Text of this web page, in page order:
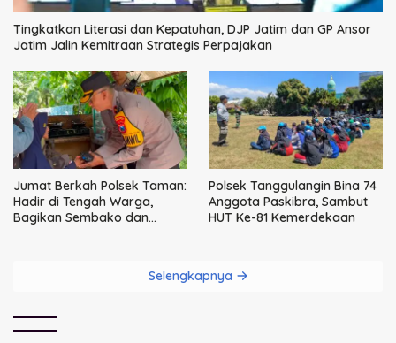
Tingkatkan Literasi dan Kepatuhan, DJP Jatim dan GP Ansor
Jatim Jalin Kemitraan Strategis Perpajakan
Jumat Berkah Polsek Taman:
Hadir di Tengah Warga,
Bagikan Sembako dan
Polsek Tanggulangin Bina 74
Anggota Paskibra, Sambut
HUT Ke-81 Kemerdekaan
Selengkapnya